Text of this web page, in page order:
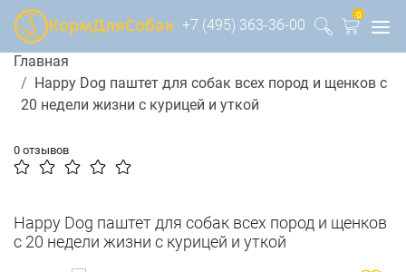
+7 (495) 363-36-00
0
Главная
Happy Dog паштет для собак всех пород и щенков с
20 недели жизни с курицей и уткой
0 отзывов
Happy Dog паштет для собак всех пород и щенков
с 20 недели жизни с курицей и уткой